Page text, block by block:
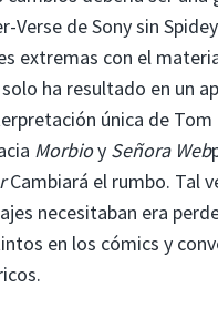
Verse de Sony sin
extremas con el
ha resultado en un
única de Tom
Morbioy Señora Web
Cambiará el rumbo. Tal
necesitaban era
en los cómics y